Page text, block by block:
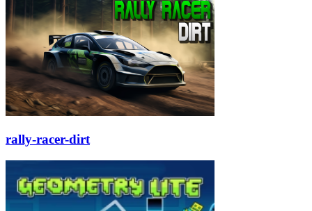
rally-racer-dirt